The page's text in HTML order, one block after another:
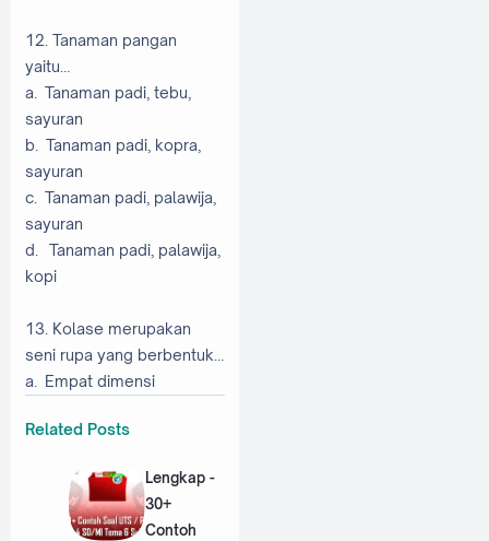
12. Tanaman pangan
yaitu…
a. Tanaman padi, tebu,
sayuran
b. Tanaman padi, kopra,
sayuran
c. Tanaman padi, palawija,
sayuran
d. Tanaman padi, palawija,
kopi
13. Kolase merupakan
seni rupa yang berbentuk…
a. Empat dimensi
Related Posts
Lengkap -
30+
Contoh